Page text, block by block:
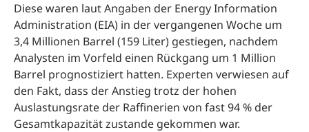
Diese waren laut Angaben der Energy Information
Administration (EIA) in der vergangenen Woche um
3,4 Millionen Barrel (159 Liter) gestiegen, nachdem
Analysten im Vorfeld einen Rückgang um 1 Million
Barrel prognostiziert hatten. Experten verwiesen auf
den Fakt, dass der Anstieg trotz der hohen
Auslastungsrate der Raffinerien von fast 94 % der
Gesamtkapazität zustande gekommen war.